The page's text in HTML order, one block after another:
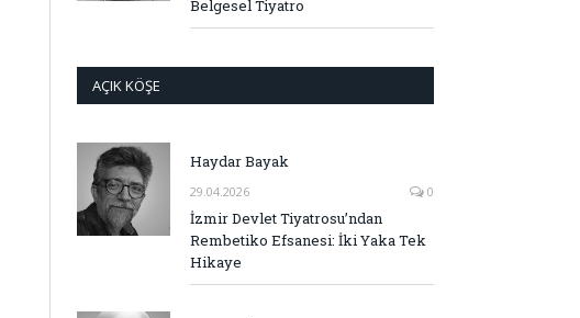
Belgesel Tiyatro
AÇIK KÖŞE
Haydar Bayak
29.04.2026 0
İzmir Devlet Tiyatrosu’ndan
Rembetiko Efsanesi: İki Yaka Tek
Hikaye